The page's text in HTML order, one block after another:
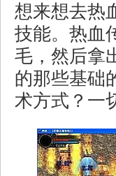
想来想去热
技能。热血
毛，然后拿
的那些基础
术方式？一